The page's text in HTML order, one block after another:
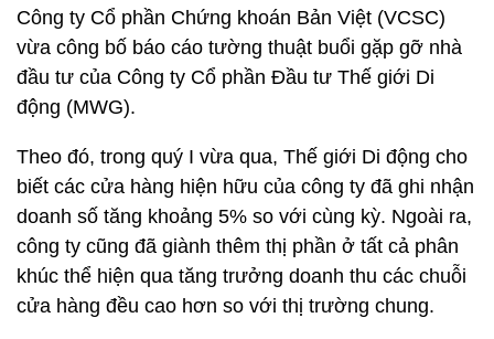
Công ty Cổ phần Chứng khoán Bản Việt (VCSC)
vừa công bố báo cáo tường thuật buổi gặp gỡ nhà
đầu tư của Công ty Cổ phần Đầu tư Thế giới Di
động (MWG).
Theo đó, trong quý I vừa qua, Thế giới Di động cho
biết các cửa hàng hiện hữu của công ty đã ghi nhận
doanh số tăng khoảng 5% so với cùng kỳ. Ngoài ra,
công ty cũng đã giành thêm thị phần ở tất cả phân
khúc thể hiện qua tăng trưởng doanh thu các chuỗi
cửa hàng đều cao hơn so với thị trường chung.